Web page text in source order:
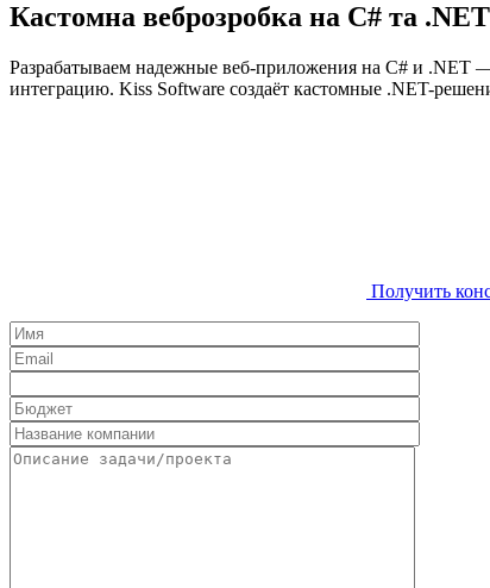
Кастомна веброзробка на C# та
Разрабатываем надежные веб-приложения на C# и .NET
интеграцию. Kiss Software создаёт кастомные .NET-
Получить